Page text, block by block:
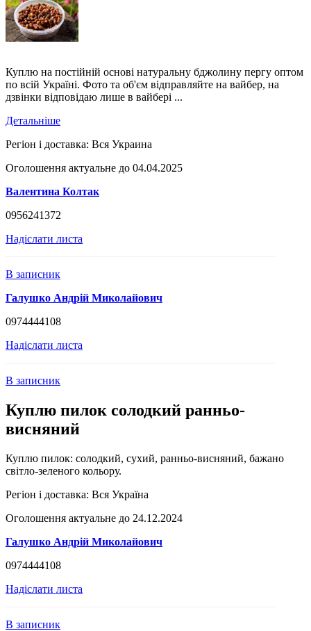
Куплю на постійній основі натуральну бджолину пергу оптом
по всій Україні. Фото та об'єм відправляйте на вайбер, на
дзвінки відповідаю лише в вайбері ...
Детальніше
Регіон і доставка: Вся Украина
Оголошення актуальне до 04.04.2025
Валентина Колтак
0956241372
Надіслати листа
В записник
Галушко Андрій Миколайович
0974444108
Надіслати листа
В записник
Куплю пилок солодкий ранньо-
висняний
Куплю пилок: солодкий, сухий, ранньо-висняний, бажано
світло-зеленого кольору.
Регіон і доставка: Вся Україна
Оголошення актуальне до 24.12.2024
Галушко Андрій Миколайович
0974444108
Надіслати листа
В записник